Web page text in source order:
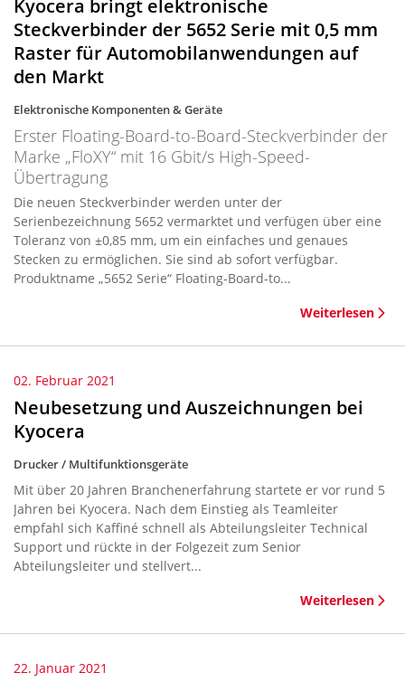
Kyocera bringt elektronische
Steckverbinder der 5652 Serie mit 0,5 mm
Raster für Automobilanwendungen auf
den Markt
Elektronische Komponenten & Geräte
Erster Floating-Board-to-Board-Steckverbinder der
Marke „FloXY“ mit 16 Gbit/s High-Speed-
Übertragung
Die neuen Steckverbinder werden unter der
Serienbezeichnung 5652 vermarktet und verfügen über eine
Toleranz von ±0,85 mm, um ein einfaches und genaues
Stecken zu ermöglichen. Sie sind ab sofort verfügbar.
Produktname „5652 Serie“ Floating-Board-to...
Weiterlesen
02. Februar 2021
Neubesetzung und Auszeichnungen bei
Kyocera
Drucker / Multifunktionsgeräte
Mit über 20 Jahren Branchenerfahrung startete er vor rund 5
Jahren bei Kyocera. Nach dem Einstieg als Teamleiter
empfahl sich Kaffiné schnell als Abteilungsleiter Technical
Support und rückte in der Folgezeit zum Senior
Abteilungsleiter und stellvert...
Weiterlesen
22. Januar 2021